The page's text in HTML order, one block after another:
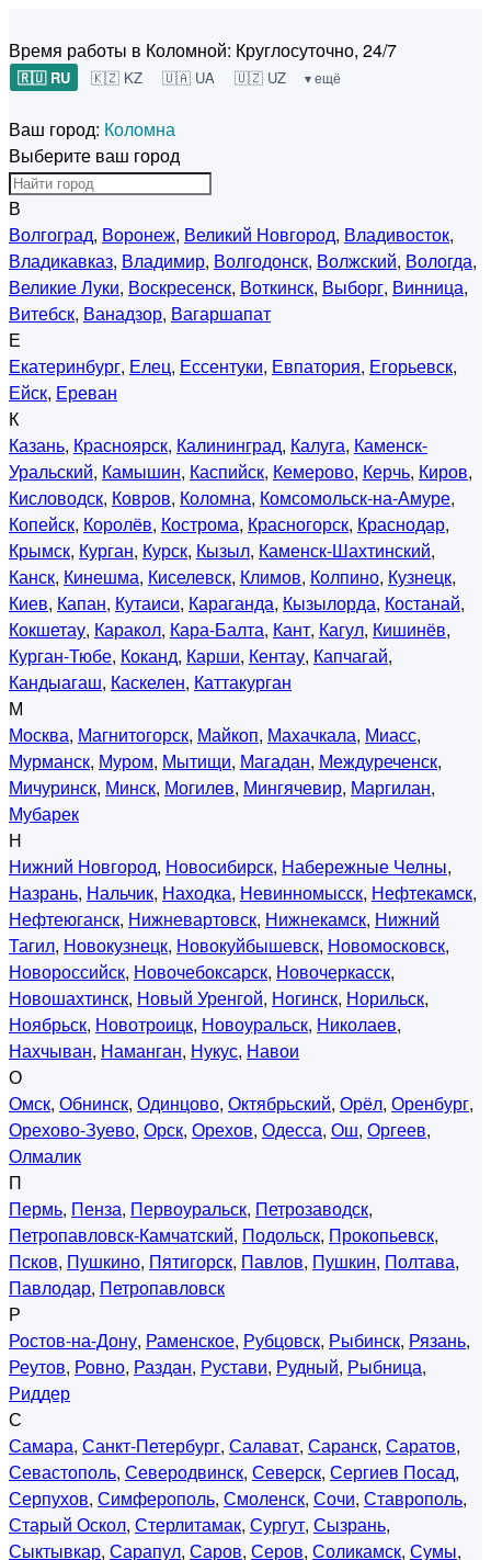
Время работы в Коломной: Круглосуточно, 24/7
🇷🇺 RU 🇰🇿 KZ 🇺🇦 UA 🇺🇿 UZ ▾ ещё
Ваш город: Коломна
Выберите ваш город
В
Волгоград, Воронеж, Великий Новгород, Владивосток,
Владикавказ, Владимир, Волгодонск, Волжский, Вологда,
Великие Луки, Воскресенск, Воткинск, Выборг, Винница,
Витебск, Ванадзор, Вагаршапат
Е
Екатеринбург, Елец, Ессентуки, Евпатория, Егорьевск,
Ейск, Ереван
К
Казань, Красноярск, Калининград, Калуга, Каменск-
Уральский, Камышин, Каспийск, Кемерово, Керчь, Киров,
Кисловодск, Ковров, Коломна, Комсомольск-на-Амуре,
Копейск, Королёв, Кострома, Красногорск, Краснодар,
Крымск, Курган, Курск, Кызыл, Каменск-Шахтинский,
Канск, Кинешма, Киселевск, Климов, Колпино, Кузнецк,
Киев, Капан, Кутаиси, Караганда, Кызылорда, Костанай,
Кокшетау, Каракол, Кара-Балта, Кант, Кагул, Кишинёв,
Курган-Тюбе, Коканд, Карши, Кентау, Капчагай,
Кандыагаш, Каскелен, Каттакурган
М
Москва, Магнитогорск, Майкоп, Махачкала, Миасс,
Мурманск, Муром, Мытищи, Магадан, Междуреченск,
Мичуринск, Минск, Могилев, Мингячевир, Маргилан,
Мубарек
Н
Нижний Новгород, Новосибирск, Набережные Челны,
Назрань, Нальчик, Находка, Невинномысск, Нефтекамск,
Нефтеюганск, Нижневартовск, Нижнекамск, Нижний
Тагил, Новокузнецк, Новокуйбышевск, Новомосковск,
Новороссийск, Новочебоксарск, Новочеркасск,
Новошахтинск, Новый Уренгой, Ногинск, Норильск,
Ноябрьск, Новотроицк, Новоуральск, Николаев,
Нахчыван, Наманган, Нукус, Навои
О
Омск, Обнинск, Одинцово, Октябрьский, Орёл, Оренбург,
Орехово-Зуево, Орск, Орехов, Одесса, Ош, Оргеев,
Олмалик
П
Пермь, Пенза, Первоуральск, Петрозаводск,
Петропавловск-Камчатский, Подольск, Прокопьевск,
Псков, Пушкино, Пятигорск, Павлов, Пушкин, Полтава,
Павлодар, Петропавловск
Р
Ростов-на-Дону, Раменское, Рубцовск, Рыбинск, Рязань,
Реутов, Ровно, Раздан, Рустави, Рудный, Рыбница,
Риддер
С
Самара, Санкт-Петербург, Салават, Саранск, Саратов,
Севастополь, Северодвинск, Северск, Сергиев Посад,
Серпухов, Симферополь, Смоленск, Сочи, Ставрополь,
Старый Оскол, Стерлитамак, Сургут, Сызрань,
Сыктывкар, Сарапул, Саров, Серов, Соликамск, Сумы,